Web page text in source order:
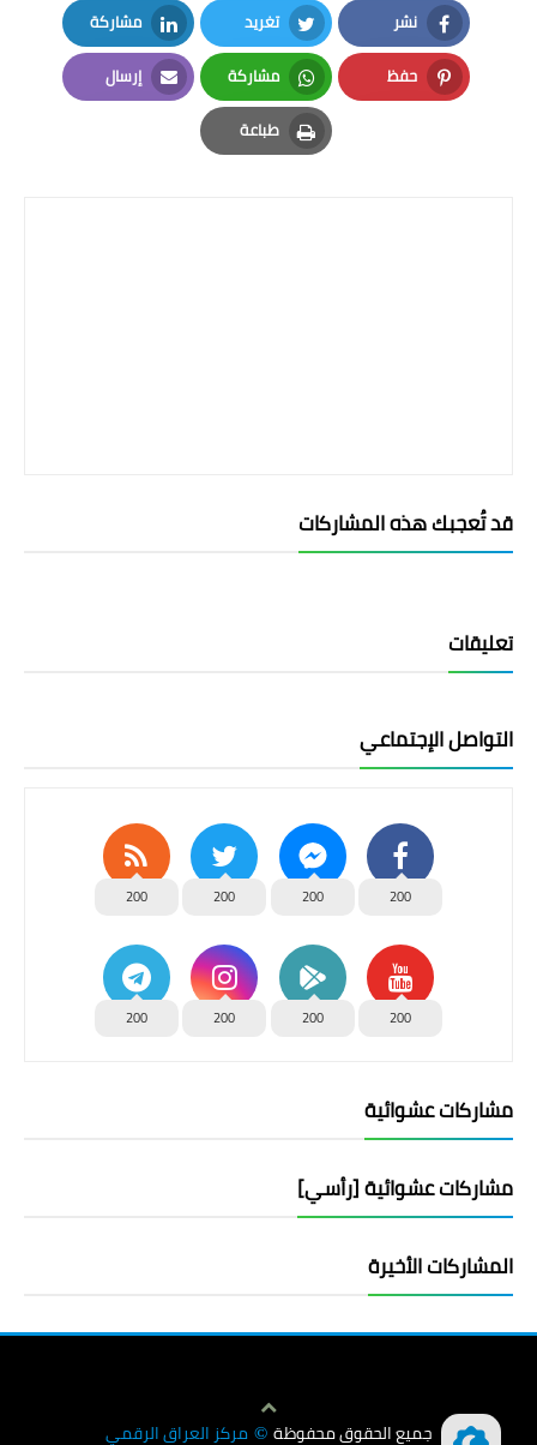
نشر
Facebook
تغريد
Twitter
مشاركة
LinkedIn
حفظ
Pinterest
مشاركة
Whatsapp
إرسال
Email
طباعة
Print
قد تُعجبك هذه المشاركات
تعليقات
التواصل الإجتماعي
200
200
200
200
200
200
200
200
مشاركات عشوائية
مشاركات عشوائية [رأسي]
المشاركات الأخيرة
جميع الحقوق محفوظة © مركز العراق الرقمي